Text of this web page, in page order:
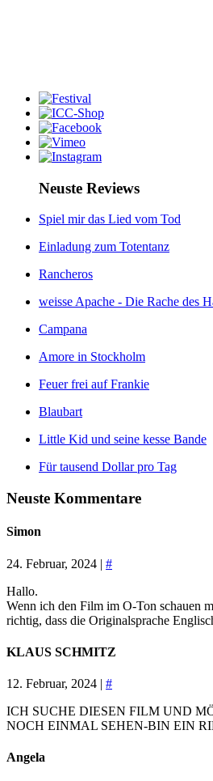
Neuste Reviews
Spiel mir das Lied vom Tod
Einladung zum Totentanz
Rancheros
weisse Apache - Die Rache des
Campana
Amore in Stockholm
Feuer frei auf Frankie
Blaubart
Little Kid und seine kesse Bande
Für tausend Dollar pro Tag
Neuste Kommentare
Simon
24. Februar, 2024 | #
Hallo.
Wenn ich den Film im O-Ton schauen
richtig, dass die Originalsprache
KLAUS SCHMITZ
12. Februar, 2024 | #
ICH SUCHE DIESEN FILM UND
NOCH EINMAL SEHEN-BIN EIN
Angela